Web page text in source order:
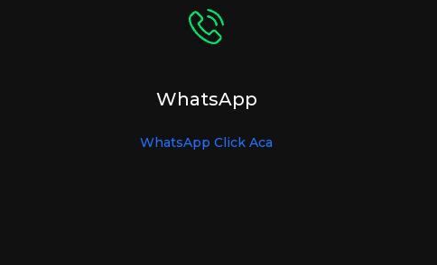
WhatsApp
WhatsApp Click Aca